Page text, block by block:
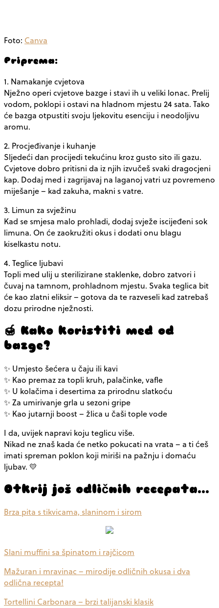
Foto: Canva
Priprema:
1. Namakanje cvjetova
Nježno operi cvjetove bazge i stavi ih u veliki lonac. Prelij
vodom, poklopi i ostavi na hladnom mjestu 24 sata. Tako
će bazga otpustiti svoju ljekovitu esenciju i neodoljivu
aromu.
2. Procjeđivanje i kuhanje
Sljedeći dan procijedi tekućinu kroz gusto sito ili gazu.
Cvjetove dobro pritisni da iz njih izvučeš svaki dragocjeni
kap. Dodaj med i zagrijavaj na laganoj vatri uz povremeno
miješanje – kad zakuha, makni s vatre.
3. Limun za svježinu
Kad se smjesa malo prohladi, dodaj svježe iscijeđeni sok
limuna. On će zaokružiti okus i dodati onu blagu
kiselkastu notu.
4. Teglice ljubavi
Topli med ulij u sterilizirane staklenke, dobro zatvori i
čuvaj na tamnom, prohladnom mjestu. Svaka teglica bit
će kao zlatni eliksir – gotova da te razveseli kad zatrebaš
dozu prirodne nježnosti.
🍯 Kako koristiti med od
bazge?
✨ Umjesto šećera u čaju ili kavi
✨ Kao premaz za topli kruh, palačinke, vafle
✨ U kolačima i desertima za prirodnu slatkoću
✨ Za umirivanje grla u sezoni gripe
✨ Kao jutarnji boost – žlica u čaši tople vode
I da, uvijek napravi koju teglicu više.
Nikad ne znaš kada će netko pokucati na vrata – a ti ćeš
imati spreman poklon koji miriši na pažnju i domaću
ljubav. 💛
Otkrij još odličnih recepata…
Brza pita s tikvicama, slaninom i sirom
Slani muffini sa špinatom i rajčicom
Mažuran i mravinac – mirodije odličnih okusa i dva
odlična recepta!
Tortellini Carbonara – brzi talijanski klasik